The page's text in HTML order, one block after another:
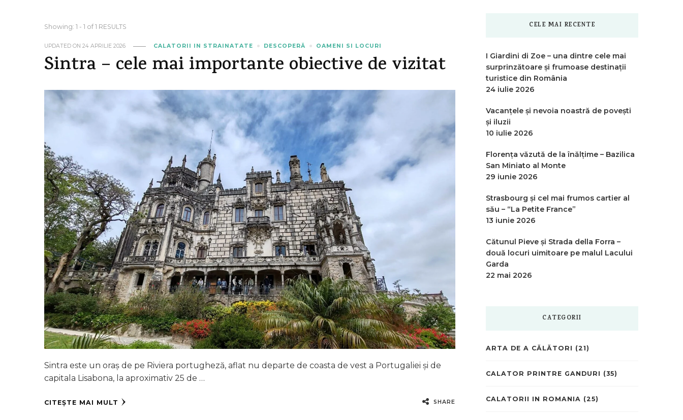
Showing: 1 - 1 of 1 RESULTS
UPDATED ON 24 APRILIE 2026 CALATORII IN STRAINATATE DESCOPERĂ OAMENI SI LOCURI
Sintra – cele mai importante obiective de vizitat
Sintra este un oraș de pe Riviera portugheză, aflat nu departe de coasta de vest a Portugaliei și de
capitala Lisabona, la aproximativ 25 de …
CITEȘTE MAI MULT SHARE
CELE MAI RECENTE
I Giardini di Zoe – una dintre cele mai
surprinzătoare și frumoase destinații
turistice din România
24 iulie 2026
Vacanțele și nevoia noastră de povești
și iluzii
10 iulie 2026
Florența văzută de la înălțime – Bazilica
San Miniato al Monte
29 iunie 2026
Strasbourg și cel mai frumos cartier al
său – “La Petite France”
13 iunie 2026
Cătunul Pieve și Strada della Forra –
două locuri uimitoare pe malul Lacului
Garda
22 mai 2026
CATEGORII
ARTA DE A CĂLĂTORI (21)
CALATOR PRINTRE GANDURI (35)
CALATORII IN ROMANIA (25)